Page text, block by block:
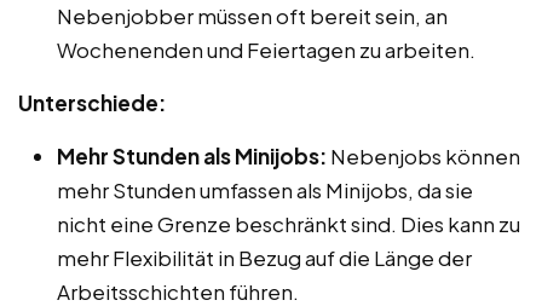
Nebenjobber müssen oft bereit sein, an
Wochenenden und Feiertagen zu arbeiten.
Unterschiede:
Mehr Stunden als Minijobs: Nebenjobs können
mehr Stunden umfassen als Minijobs, da sie
nicht eine Grenze beschränkt sind. Dies kann zu
mehr Flexibilität in Bezug auf die Länge der
Arbeitsschichten führen.